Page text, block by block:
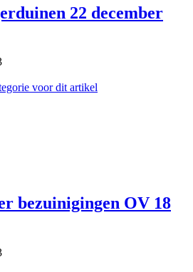
22 december
voor dit artikel
bezuinigingen OV 18